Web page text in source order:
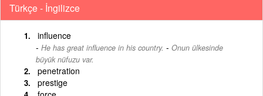
Türkçe - İngilizce
influence
He has great influence in his country. - Onun ülkesinde
büyük nüfuzu var.
penetration
prestige